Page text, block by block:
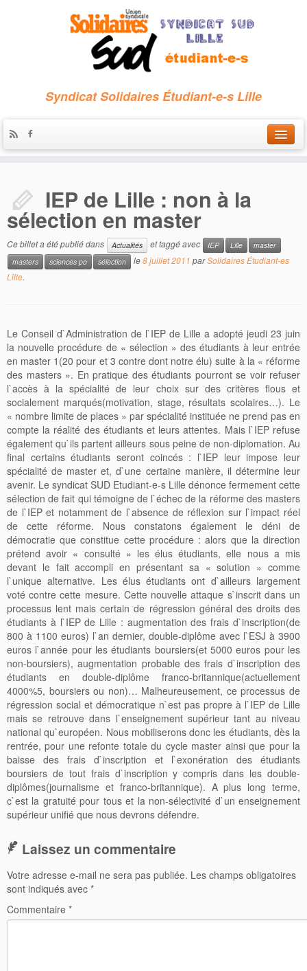
Syndicat Solidaires Étudiant-e-s Lille
Qui sommes-nous ?
Les archives
IEP de Lille : non à la
sélection en master
Ce billet a été publié dans Actualités et taggé avec IEP Lille
master
masters
sciences po sélection le8 juillet 2011 parSolidaires Étudiant-es
Lille.
Le Conseil d`Administration de l`IEP de Lille a adopté jeudi 23 juin
la nouvelle procédure de « sélection » des étudiants à leur entrée
en master 1(20 pour et 3 contre dont notre élu) suite à la « réforme
des masters ». En pratique des étudiants pourront se voir refuser
l`accès à la spécialité de leur choix sur des critères flous et
socialement marqués(motivation, stage, résultats scolaires…). Le
« nombre limite de places » par spécialité instituée ne prend pas en
compte la réalité des étudiants et leurs attentes. Mais l`IEP refuse
également qu`ils partent ailleurs sous peine de non-diplomation. Au
final certains étudiants seront coincés : l`IEP leur impose leur
spécialité de master et, d`une certaine manière, il détermine leur
avenir. Le syndicat SUD Etudiant-e-s Lille dénonce fermement cette
sélection de fait qui témoigne de l`échec de la réforme des masters
de l`IEP et notamment de l`absence de réflexion sur l`impact réel
de cette réforme. Nous constatons également le déni de
démocratie que constitue cette procédure : alors que la direction
prétend avoir « consulté » les élus étudiants, elle nous a mis
devant le fait accompli en présentant sa « solution » comme
l`unique alternative. Les élus étudiants ont d`ailleurs largement
voté contre cette mesure. Cette nouvelle attaque s`inscrit dans un
processus lent mais certain de régression général des droits des
étudiants à l`IEP de Lille : augmentation des frais d`inscription(de
800 à 1100 euros) l`an dernier, double-diplôme avec l`ESJ à 3900
euros l`année pour les étudiants boursiers(et 5000 euros pour les
non-boursiers), augmentation probable des frais d`inscription des
étudiants en double-diplôme franco-britannique(actuellement
4000%5, boursiers ou non)… Malheureusement, ce processus de
régression social et démocratique n`est pas propre à l`IEP de Lille
mais se retrouve dans l`enseignement supérieur tant au niveau
national qu`européen. Nous mobiliserons donc les étudiants, dès la
rentrée, pour une refonte totale du cycle master ainsi que pour la
baisse des frais d`inscription et l`exonération des étudiants
boursiers de tout frais d`inscription y compris dans les double-
diplômes(journalisme et franco-britannique). A plus long terme,
c`est la gratuité pour tous et la non-sélectivité d`un enseignement
supérieur unifié que nous devrons défendre.
Laissez un commentaire
Votre adresse e-mail ne sera pas publiée. Les champs obligatoires
sont indiqués avec *
Commentaire *